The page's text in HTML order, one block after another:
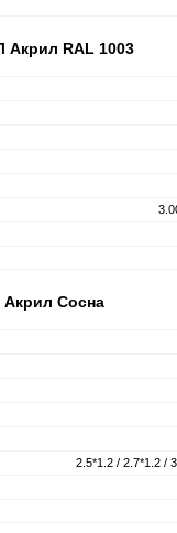
RAL 1003
Сосна
2.5*1.2 / 2.7*1.2 /